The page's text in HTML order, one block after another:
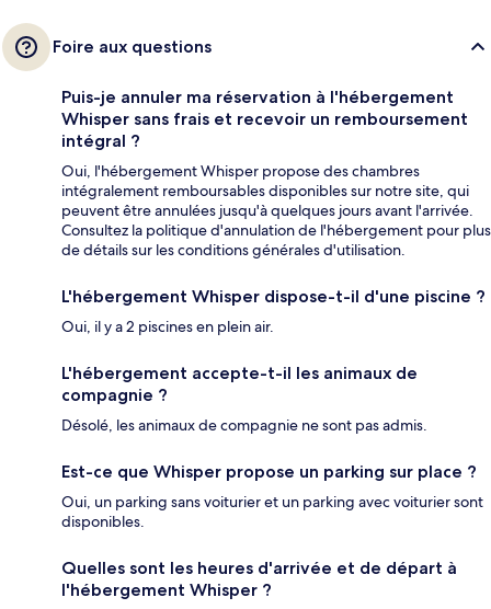
Foire aux questions
Puis-je annuler ma réservation à l'hébergement
Whisper sans frais et recevoir un remboursement
intégral ?
Oui, l'hébergement Whisper propose des chambres
intégralement remboursables disponibles sur notre site, qui
peuvent être annulées jusqu'à quelques jours avant l'arrivée.
Consultez la politique d'annulation de l'hébergement pour plus
de détails sur les conditions générales d'utilisation.
L'hébergement Whisper dispose-t-il d'une piscine ?
Oui, il y a 2 piscines en plein air.
L'hébergement accepte-t-il les animaux de
compagnie ?
Désolé, les animaux de compagnie ne sont pas admis.
Est-ce que Whisper propose un parking sur place ?
Oui, un parking sans voiturier et un parking avec voiturier sont
disponibles.
Quelles sont les heures d'arrivée et de départ à
l'hébergement Whisper ?